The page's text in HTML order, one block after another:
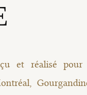
et réalisé